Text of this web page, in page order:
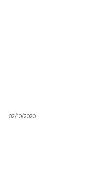
02/10/2020